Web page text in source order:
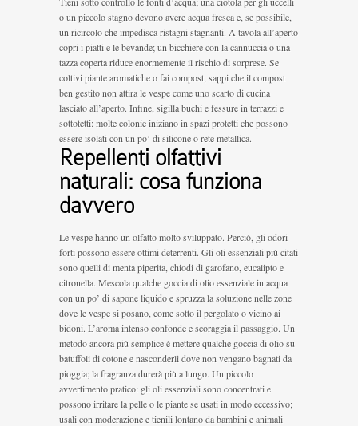
o un piccolo stagno devono avere acqua fresca e, se possibile,
un ricircolo che impedisca ristagni stagnanti. A tavola all’aperto
copri i piatti e le bevande; un bicchiere con la cannuccia o una
tazza coperta riduce enormemente il rischio di sorprese. Se
coltivi piante aromatiche o fai compost, sappi che il compost
ben gestito non attira le vespe come uno scarto di cucina
lasciato all’aperto. Infine, sigilla buchi e fessure in terrazzi e
sottotetti: molte colonie iniziano in spazi protetti che possono
essere isolati con un po’ di silicone o rete metallica.
Repellenti olfattivi
naturali: cosa funziona
davvero
Le vespe hanno un olfatto molto sviluppato. Perciò, gli odori
forti possono essere ottimi deterrenti. Gli oli essenziali più citati
sono quelli di menta piperita, chiodi di garofano, eucalipto e
citronella. Mescola qualche goccia di olio essenziale in acqua
con un po’ di sapone liquido e spruzza la soluzione nelle zone
dove le vespe si posano, come sotto il pergolato o vicino ai
bidoni. L’aroma intenso confonde e scoraggia il passaggio. Un
metodo ancora più semplice è mettere qualche goccia di olio su
batuffoli di cotone e nasconderli dove non vengano bagnati da
pioggia; la fragranza durerà più a lungo. Un piccolo
avvertimento pratico: gli oli essenziali sono concentrati e
possono irritare la pelle o le piante se usati in modo eccessivo;
usali con moderazione e tienili lontano da bambini e animali